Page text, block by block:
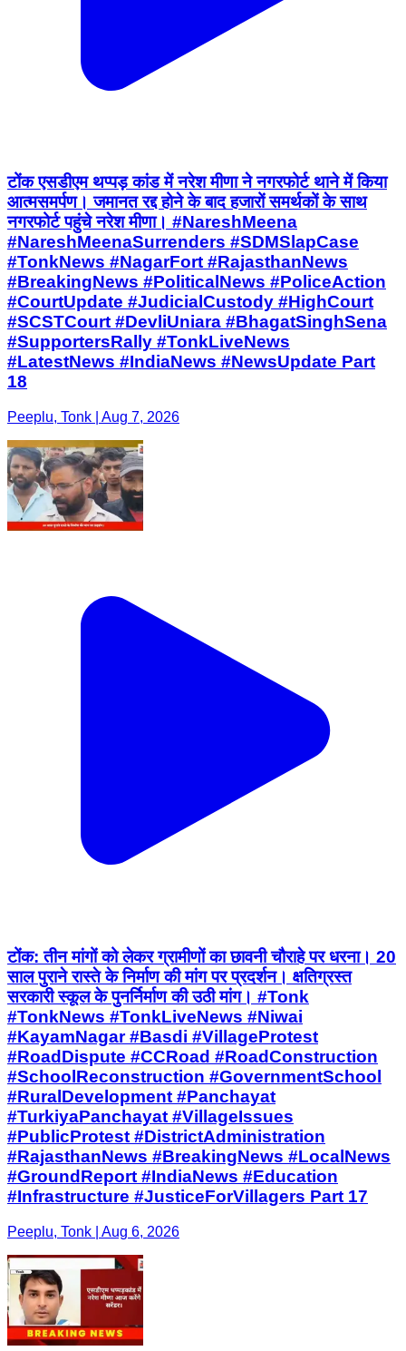
टोंक एसडीएम थप्पड़ कांड में नरेश मीणा ने नगरफोर्ट थाने में किया
आत्मसमर्पण। जमानत रद्द होने के बाद हजारों समर्थकों के साथ
नगरफोर्ट पहुंचे नरेश मीणा। #NareshMeena
#NareshMeenaSurrenders #SDMSlapCase
#TonkNews #NagarFort #RajasthanNews
#BreakingNews #PoliticalNews #PoliceAction
#CourtUpdate #JudicialCustody #HighCourt
#SCSTCourt #DevliUniara #BhagatSinghSena
#SupportersRally #TonkLiveNews
#LatestNews #IndiaNews #NewsUpdate Part
18
Peeplu, Tonk | Aug 7, 2026
टोंक: तीन मांगों को लेकर ग्रामीणों का छावनी चौराहे पर धरना। 20
साल पुराने रास्ते के निर्माण की मांग पर प्रदर्शन। क्षतिग्रस्त
सरकारी स्कूल के पुनर्निर्माण की उठी मांग। #Tonk
#TonkNews #TonkLiveNews #Niwai
#KayamNagar #Basdi #VillageProtest
#RoadDispute #CCRoad #RoadConstruction
#SchoolReconstruction #GovernmentSchool
#RuralDevelopment #Panchayat
#TurkiyaPanchayat #VillageIssues
#PublicProtest #DistrictAdministration
#RajasthanNews #BreakingNews #LocalNews
#GroundReport #IndiaNews #Education
#Infrastructure #JusticeForVillagers Part 17
Peeplu, Tonk | Aug 6, 2026